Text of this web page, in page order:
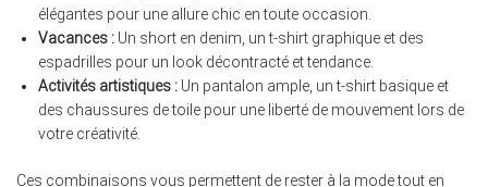
élégantes pour une allure chic en toute occasion.
Vacances : Un short en denim, un t-shirt graphique et des
espadrilles pour un look décontracté et tendance.
Activités artistiques : Un pantalon ample, un t-shirt basique et
des chaussures de toile pour une liberté de mouvement lors de
votre créativité.
Ces combinaisons vous permettent de rester à la mode tout en